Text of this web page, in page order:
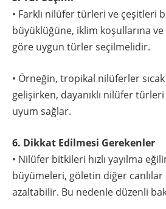
• Farklı nilüfer türleri ve çeşitleri
büyüklüğüne, iklim koşullarına
göre uygun türler seçilmelidir.
• Örneğin, tropikal nilüferler
gelişirken, dayanıklı nilüfer
uyum sağlar.
6. Dikkat Edilmesi Gerekenler
• Nilüfer bitkileri hızlı yayılma
büyümeleri, göletin diğer
azaltabilir. Bu nedenle düzenli